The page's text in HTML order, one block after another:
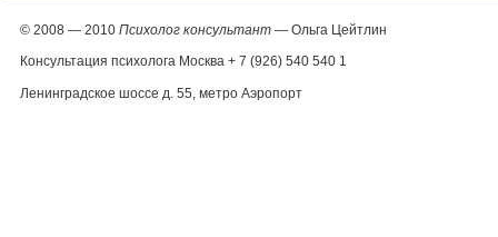
© 2008 — 2010 Психолог консультант — Ольга Цейтлин
Консультация психолога Москва + 7 (926) 540 540 1
Ленинградское шоссе д. 55, метро Аэропорт